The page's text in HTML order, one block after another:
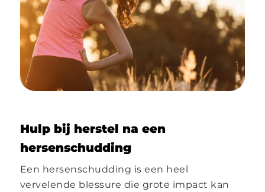
Hulp bij herstel na een
hersenschudding
Een hersenschudding is een heel
vervelende blessure die grote impact kan